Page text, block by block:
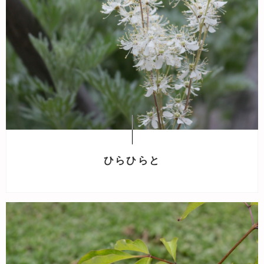
ひらひらと